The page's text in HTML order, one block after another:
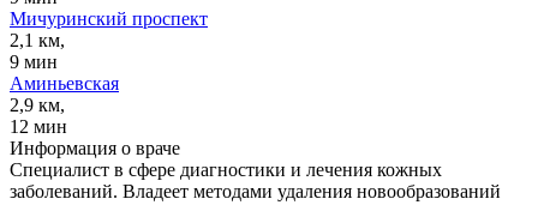
Мичуринский проспект
2,1 км,
9 мин
Аминьевская
2,9 км,
12 мин
Информация о враче
Специалист в сфере диагностики и лечения кожных
заболеваний. Владеет методами удаления новообразований